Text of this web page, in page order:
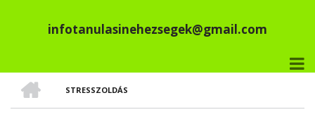
infotanulasinehezsegek@gmail.com
MORZSA
STRESSZOLDÁS